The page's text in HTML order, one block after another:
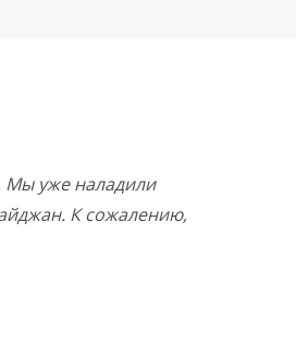
Мы уже наладили
К сожалению,